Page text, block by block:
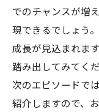
でのチャンスが増
現できるでしょう
成長が見込まれま
踏み出してみてく
次のエピソードで
紹介しますので、